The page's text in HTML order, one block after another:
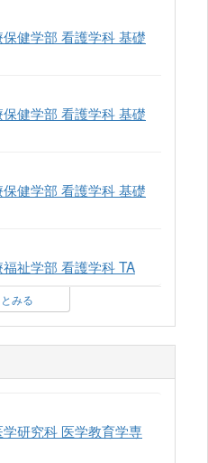
健学部 看護学科 基礎
健学部 看護学科 基礎
健学部 看護学科 基礎
祉学部 看護学科 TA
みる
研究科 医学教育学専